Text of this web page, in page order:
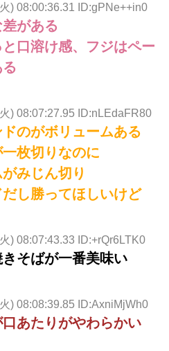
) 08:00:36.31 ID:gPNe++in0
がある
口溶け感、フジはペー
) 08:07:27.95 ID:nLEdaFR80
のがボリュームある
枚切りなのに
みじん切り
し勝ってほしいけど
) 08:07:43.33 ID:+rQr6LTK0
そばが一番美味い
) 08:08:39.85 ID:AxniMjWh0
あたりがやわらかい